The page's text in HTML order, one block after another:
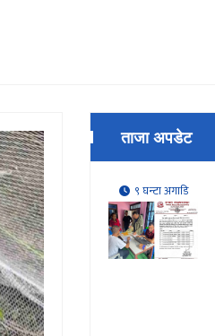
ताजा अपडेट
९ घन्टा अगाडि